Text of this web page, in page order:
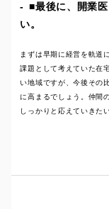
■最後に、開業
い。
まずは早期に経営を軌道
課題として考えていた在
い地域ですが、今後その
に高まるでしょう。仲間
しっかりと応えていきた